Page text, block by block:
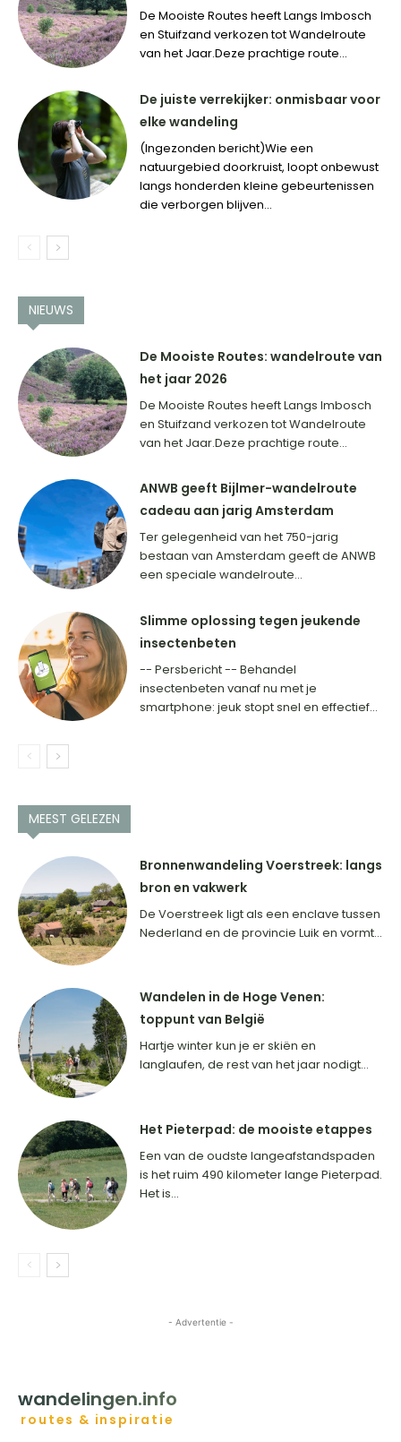
De Mooiste Routes heeft Langs Imbosch
en Stuifzand verkozen tot Wandelroute
van het Jaar.Deze prachtige route...
De juiste verrekijker: onmisbaar voor
elke wandeling
(Ingezonden bericht)Wie een
natuurgebied doorkruist, loopt onbewust
langs honderden kleine gebeurtenissen
die verborgen blijven...
NIEUWS
De Mooiste Routes: wandelroute van
het jaar 2026
De Mooiste Routes heeft Langs Imbosch
en Stuifzand verkozen tot Wandelroute
van het Jaar.Deze prachtige route...
ANWB geeft Bijlmer-wandelroute
cadeau aan jarig Amsterdam
Ter gelegenheid van het 750-jarig
bestaan van Amsterdam geeft de ANWB
een speciale wandelroute...
Slimme oplossing tegen jeukende
insectenbeten
-- Persbericht -- Behandel
insectenbeten vanaf nu met je
smartphone: jeuk stopt snel en effectief...
MEEST GELEZEN
Bronnenwandeling Voerstreek: langs
bron en vakwerk
De Voerstreek ligt als een enclave tussen
Nederland en de provincie Luik en vormt...
Wandelen in de Hoge Venen:
toppunt van België
Hartje winter kun je er skiën en
langlaufen, de rest van het jaar nodigt...
Het Pieterpad: de mooiste etappes
Een van de oudste langeafstandspaden
is het ruim 490 kilometer lange Pieterpad.
Het is...
- Advertentie -
wandelingen.info
routes & inspiratie